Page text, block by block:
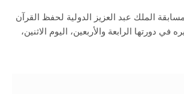
الملك عبد العزيز الدولية لحفظ القرآن
في دورتها الرابعة والأربعين، اليوم الاثنين،